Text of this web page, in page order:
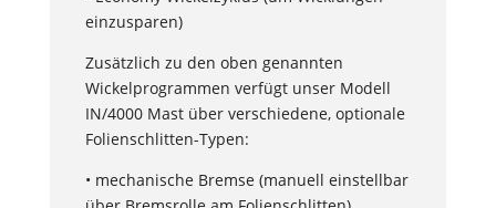
einzusparen)
Zusätzlich zu den oben genannten
Wickelprogrammen verfügt unser Modell
IN/4000 Mast über verschiedene, optionale
Folienschlitten-Typen:
• mechanische Bremse (manuell einstellbar